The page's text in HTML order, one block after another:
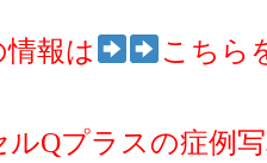
報は こちら
Qプラスの症例